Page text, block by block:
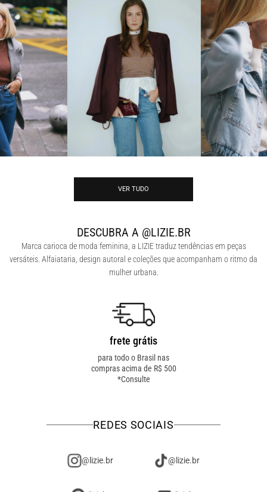
VER TUDO
DESCUBRA A @LIZIE.BR
Marca carioca de moda feminina, a LIZIE traduz tendências em peças
versáteis. Alfaiataria, design autoral e coleções que acompanham o ritmo da
mulher urbana.
frete grátis
para todo o Brasil nas
compras acima de R$ 500
*Consulte
REDES SOCIAIS
@lizie.br @lizie.br